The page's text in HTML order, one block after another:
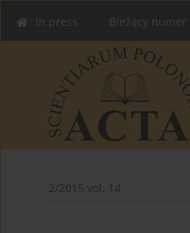
In press Bieżący numer
2/2015 vol. 14